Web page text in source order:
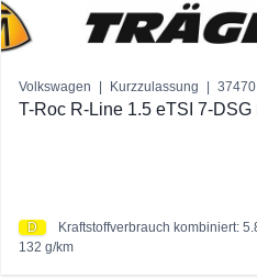
Volkswagen Kurzzulassung 37470
T-Roc R-Line 1.5 eTSI 7-
D Kraftstoffverbrauch kombiniert:
132 g/km